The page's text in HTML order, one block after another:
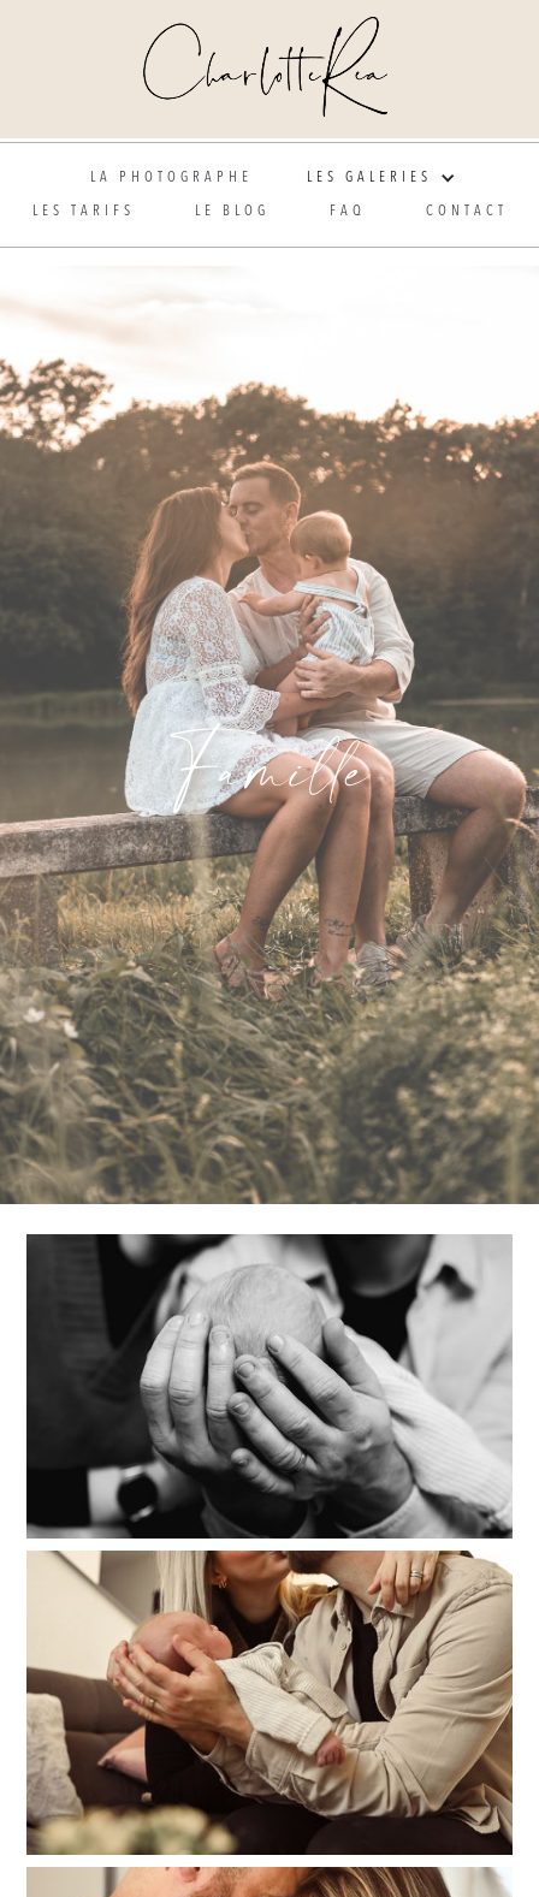
LA PHOTOGRAPHE LES GALERIES
LES TARIFS LE BLOG FAQ CONTACT
Famille